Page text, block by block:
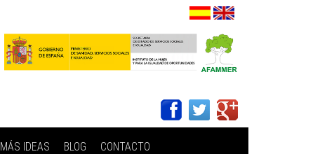
MÁS IDEAS BLOG CONTACTO